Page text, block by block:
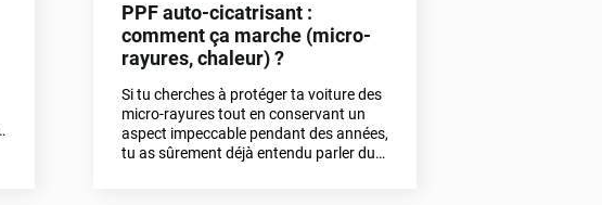
PPF auto-cicatrisant :
comment ça marche (micro-
rayures, chaleur) ?
Si tu cherches à protéger ta voiture des
micro-rayures tout en conservant un
aspect impeccable pendant des années,
tu as sûrement déjà entendu parler du